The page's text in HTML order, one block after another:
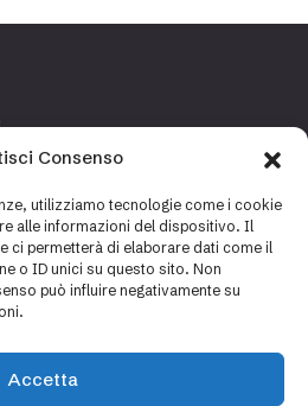
Consenso
utilizziamo tecnologie come i cookie
alle informazioni del dispositivo. Il
ci permetterà di elaborare dati come il
o ID unici su questo sito. Non
può influire negativamente su
Accetta